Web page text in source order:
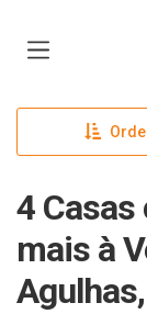
4
mais à